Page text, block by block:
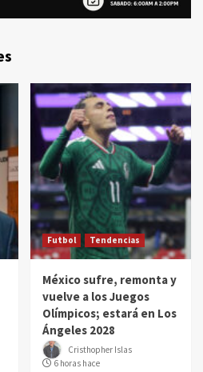
Futbol Tendencias
México sufre, remonta y
vuelve a los Juegos
Olímpicos; estará en Los
Ángeles 2028
Cristhopher Islas
6 horas hace